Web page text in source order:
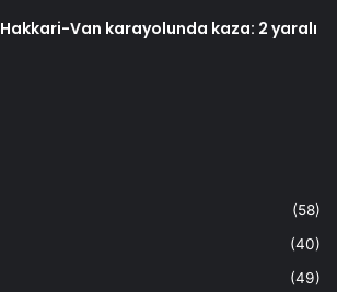
Hakkari-Van karayolunda kaza: 2 yaralı
(58)
(40)
(49)